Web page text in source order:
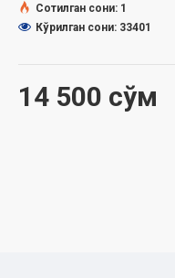
14 500 сўм
Сотилган сони: 1
Кўрилган сони: 33401